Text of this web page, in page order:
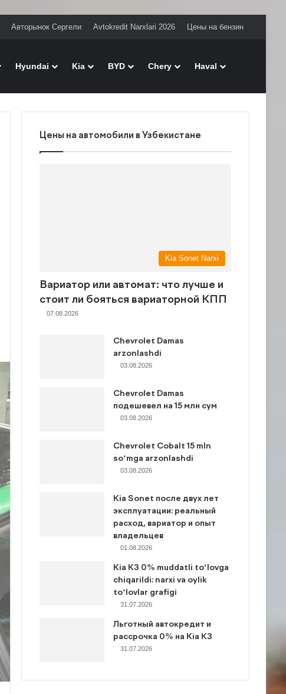
Авторынок Сергели Avtokredit Narxlari 2026 Цены на бензин
Hyundai Kia BYD Chery Haval
Цены на автомобили в Узбекистане
Kia Sonet Narxi
Вариатор или автомат: что лучше и
стоит ли бояться вариаторной КПП
07.08.2026
Chevrolet Damas
arzonlashdi
03.08.2026
Chevrolet Damas
подешевел на 15 млн сум
03.08.2026
Chevrolet Cobalt 15 mln
so‘mga arzonlashdi
03.08.2026
Kia Sonet после двух лет
эксплуатации: реальный
расход, вариатор и опыт
владельцев
01.08.2026
Kia K3 0% muddatli to‘lovga
chiqarildi: narxi va oylik
to‘lovlar grafigi
31.07.2026
Льготный автокредит и
рассрочка 0% на Kia K3
31.07.2026